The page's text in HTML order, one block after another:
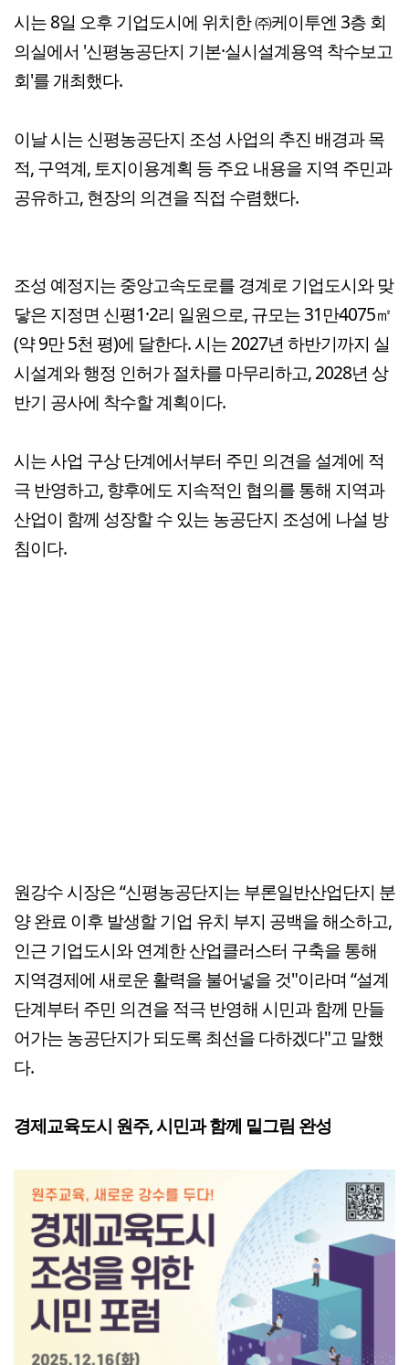
시는 8일 오후 기업도시에 위치한 ㈜케이투엔 3층 회
의실에서 '신평농공단지 기본·실시설계용역 착수보고
회'를 개최했다.
이날 시는 신평농공단지 조성 사업의 추진 배경과 목
적, 구역계, 토지이용계획 등 주요 내용을 지역 주민과
공유하고, 현장의 의견을 직접 수렴했다.
조성 예정지는 중앙고속도로를 경계로 기업도시와 맞
닿은 지정면 신평1·2리 일원으로, 규모는 31만4075㎡
(약 9만 5천 평)에 달한다. 시는 2027년 하반기까지 실
시설계와 행정 인허가 절차를 마무리하고, 2028년 상
반기 공사에 착수할 계획이다.
시는 사업 구상 단계에서부터 주민 의견을 설계에 적
극 반영하고, 향후에도 지속적인 협의를 통해 지역과
산업이 함께 성장할 수 있는 농공단지 조성에 나설 방
침이다.
원강수 시장은 “신평농공단지는 부론일반산업단지 분
양 완료 이후 발생할 기업 유치 부지 공백을 해소하고,
인근 기업도시와 연계한 산업클러스터 구축을 통해
지역경제에 새로운 활력을 불어넣을 것"이라며 “설계
단계부터 주민 의견을 적극 반영해 시민과 함께 만들
어가는 농공단지가 되도록 최선을 다하겠다"고 말했
다.
경제교육도시 원주, 시민과 함께 밑그림 완성